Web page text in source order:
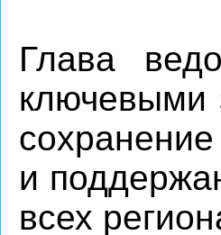
Глава
ключевыми
и
всех